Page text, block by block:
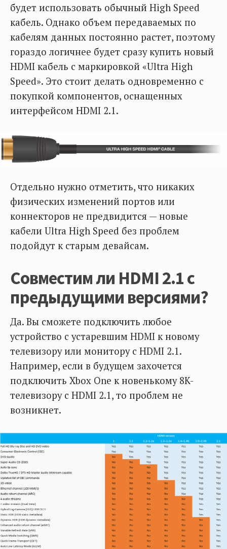
будет использовать обычный High Speed
кабель. Однако объем передаваемых по
кабелям данных постоянно растет, поэтому
гораздо логичнее будет сразу купить новый
HDMI кабель с маркировкой «Ultra High
Speed». Это стоит делать одновременно с
покупкой компонентов, оснащенных
интерфейсом HDMI 2.1.
Отдельно нужно отметить, что никаких
физических изменений портов или
коннекторов не предвидится — новые
кабели Ultra High Speed без проблем
подойдут к старым девайсам.
Совместим ли HDMI 2.1 с
предыдущими версиями?
Да. Вы сможете подключить любое
устройство с устаревшим HDMI к новому
телевизору или монитору с HDMI 2.1.
Например, если в будущем захочется
подключить Xbox One к новенькому 8K-
телевизору с HDMI 2.1, то проблем не
возникнет.